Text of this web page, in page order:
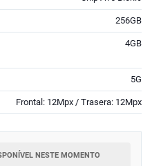
256GB
4GB
5G
Frontal: 12Mpx / Trasera: 12Mpx
NESTE MOMENTO